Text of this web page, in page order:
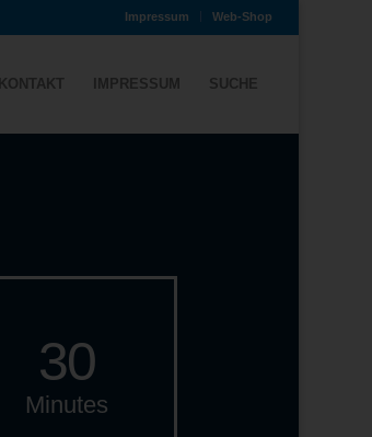
Impressum Web-Shop
KONTAKT IMPRESSUM SUCHE
30
Minutes